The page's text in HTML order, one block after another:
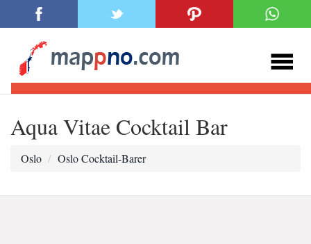
Aqua Vitae Cocktail Bar
Oslo Oslo Cocktail-Barer